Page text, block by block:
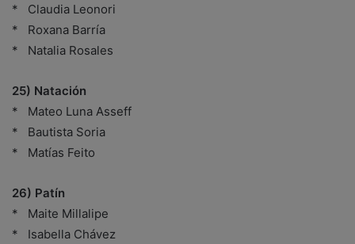
* Claudia Leonori
* Roxana Barría
* Natalia Rosales
25) Natación
* Mateo Luna Asseff
* Bautista Soria
* Matías Feito
26) Patín
* Maite Millalipe
* Isabella Chávez